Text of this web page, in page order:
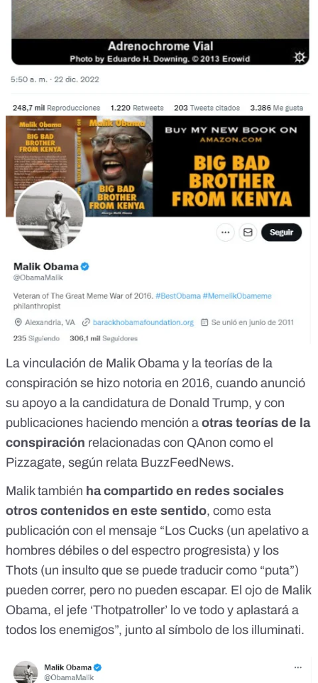
La vinculación de Malik Obama y la teorías de la
conspiración se hizo notoria en 2016, cuando anunció
su apoyo a la candidatura de Donald Trump, y con
publicaciones haciendo mención a otras teorías de la
conspiración relacionadas con QAnon como el
Pizzagate, según relata BuzzFeedNews.
Malik también ha compartido en redes sociales
otros contenidos en este sentido, como esta
publicación con el mensaje “Los Cucks (un apelativo a
hombres débiles o del espectro progresista) y los
Thots (un insulto que se puede traducir como “puta”)
pueden correr, pero no pueden escapar. El ojo de Malik
Obama, el jefe ‘Thotpatroller’ lo ve todo y aplastará a
todos los enemigos”, junto al símbolo de los illuminati.